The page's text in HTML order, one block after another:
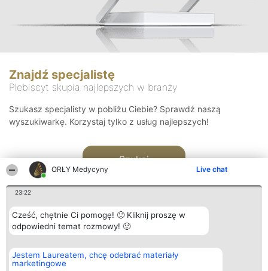
ORŁY Medycyny Live chat
23:22
Cześć, chętnie Ci pomogę! 🙂 Kliknij proszę w
odpowiedni temat rozmowy! 🙂
Jestem Laureatem, chcę odebrać materiały
marketingowe
Znajdź specjalistę
Plebiscyt skupia najlepszych w branży
Szukasz specjalisty w pobliżu Ciebie? Sprawdź naszą
wyszukiwarkę. Korzystaj tylko z usług najlepszych!
Szukaj
Organizator plebiscytu
Bright Side Solutions sp. z o.
o. sp. k.
Plebiscyt
Laureaci
Kontakt
Kontakt